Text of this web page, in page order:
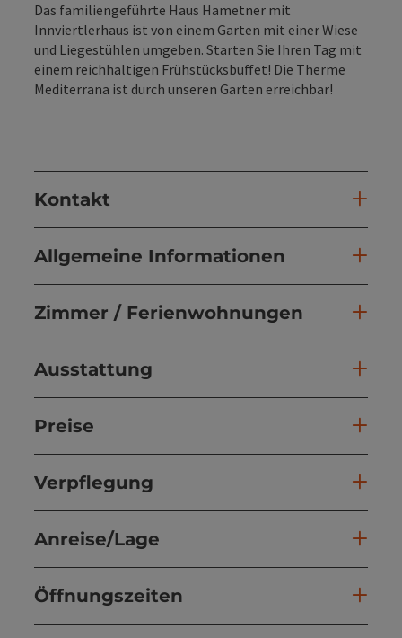
Das familiengeführte Haus Hametner mit
Innviertlerhaus ist von einem Garten mit einer Wiese
und Liegestühlen umgeben. Starten Sie Ihren Tag mit
einem reichhaltigen Frühstücksbuffet! Die Therme
Mediterrana ist durch unseren Garten erreichbar!
Kontakt
Allgemeine Informationen
Zimmer / Ferienwohnungen
Ausstattung
Preise
Verpflegung
Anreise/Lage
Öffnungszeiten